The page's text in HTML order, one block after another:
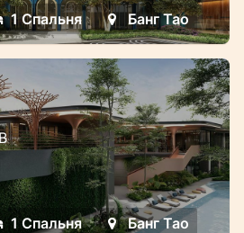
1 Спальня Банг Тао
проект рядом
проект в
Тао
1 Спальня Банг Тао